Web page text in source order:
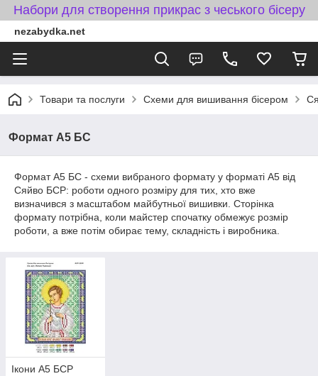
Набори для створення прикрас з чеського бісеру
nezabydka.net
Товари та послуги Схеми для вишивання бісером
Формат А5 БС
Формат А5 БС - схеми вибраного формату у форматі A5 від
Сяйво БСР: роботи одного розміру для тих, хто вже
визначився з масштабом майбутньої вишивки. Сторінка
формату потрібна, коли майстер спочатку обмежує розмір
роботи, а вже потім обирає тему, складність і виробника.
Ікони А5 БСР